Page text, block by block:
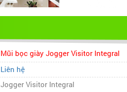
Mũi bọc giày Jogger Visitor Integral
Liên hệ
Jogger Visitor Integral